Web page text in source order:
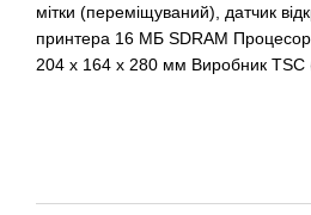
мітки (переміщуваний), датчик
принтера 16 МБ SDRAM Процесор
204 x 164 x 280 мм Виробник TSC